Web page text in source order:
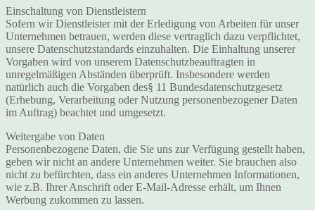
Einschaltung von Dienstleistern
Sofern wir Dienstleister mit der Erledigung von Arbeiten für unser
Unternehmen betrauen, werden diese vertraglich dazu verpflichtet,
unsere Datenschutzstandards einzuhalten. Die Einhaltung unserer
Vorgaben wird von unserem Datenschutzbeauftragten in
unregelmäßigen Abständen überprüft. Insbesondere werden
natürlich auch die Vorgaben des§ 11 Bundesdatenschutzgesetz
(Erhebung, Verarbeitung oder Nutzung personenbezogener Daten
im Auftrag) beachtet und umgesetzt.
Weitergabe von Daten
Personenbezogene Daten, die Sie uns zur Verfügung gestellt haben,
geben wir nicht an andere Unternehmen weiter. Sie brauchen also
nicht zu befürchten, dass ein anderes Unternehmen Informationen,
wie z.B. Ihrer Anschrift oder E-Mail-Adresse erhält, um Ihnen
Werbung zukommen zu lassen.